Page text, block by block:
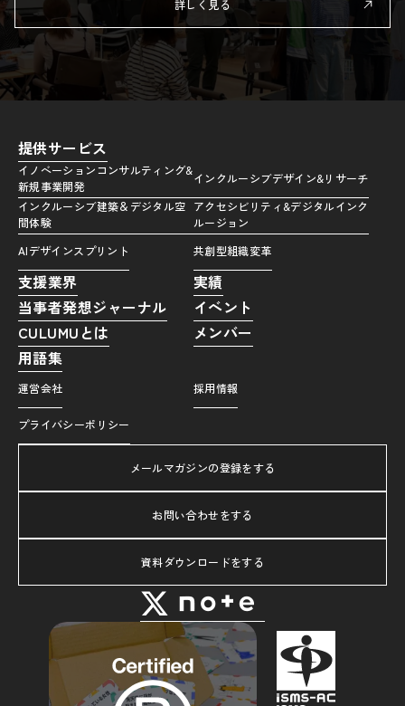
詳しく見る
提供サービス
イノベーションコンサルティング&
新規事業開発
インクルーシブデザイン&リサーチ
インクルーシブ建築＆デジタル空
間体験
アクセシビリティ&デジタルインク
ルージョン
AIデザインスプリント
共創型組織変革
支援業界
実績
当事者発想ジャーナル
イベント
CULUMUとは
メンバー
用語集
運営会社 採用情報
プライバシーポリシー
メールマガジンの登録をする
お問い合わせをする
資料ダウンロードをする